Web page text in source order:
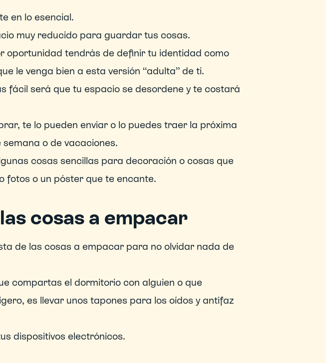
en lo esencial.
muy reducido para guardar tus cosas.
oportunidad tendrás de definir tu identidad como
le venga bien a esta versión “adulta” de ti.
fácil será que tu espacio se desordene y te costará
te lo pueden enviar o lo puedes traer la próxima
o de vacaciones.
cosas sencillas para decoración o cosas que
fotos o un póster que te encante.
cosas a empacar
de las cosas a empacar para no olvidar nada de
compartas el dormitorio con alguien o que
es llevar unos tapones para los oídos y antifaz
dispositivos electrónicos.